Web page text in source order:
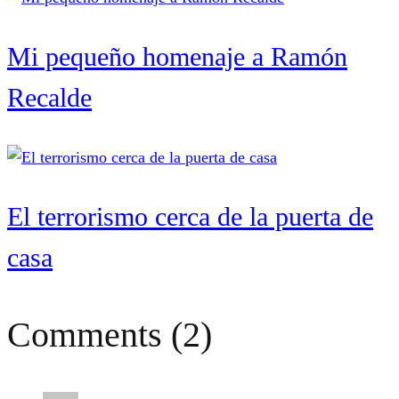
Mi pequeño homenaje a Ramón
Recalde
El terrorismo cerca de la puerta de
casa
Comments (2)